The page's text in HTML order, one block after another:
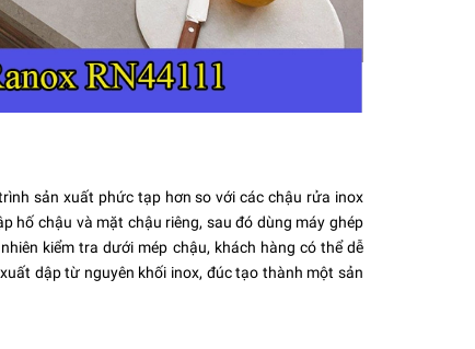
sản xuất phức tạp hơn so với các chậu rửa inox
hố chậu và mặt chậu riêng, sau đó dùng máy ghép
kiểm tra dưới mép chậu, khách hàng có thể dễ
dập từ nguyên khối inox, đúc tạo thành một sản